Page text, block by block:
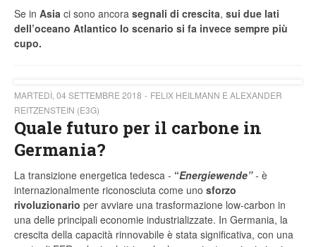
Se in Asia ci sono ancora segnali di crescita, sui due lati
dell’oceano Atlantico lo scenario si fa invece sempre più
cupo.
MARTEDÌ, 04 SETTEMBRE 2018
FELIX HEILMANN E ALEXANDER
REITZENSTEIN (E3G)
Quale futuro per il carbone in
Germania?
La transizione energetica tedesca - “Energiewende”- è
internazionalmente riconosciuta come uno sforzo
rivoluzionario per avviare una trasformazione low-carbon in
una delle principali economie industrializzate. In Germania, la
crescita della capacità rinnovabile è stata significativa, con una